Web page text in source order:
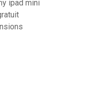
ipad mini